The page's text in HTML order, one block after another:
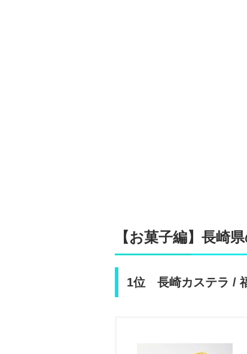
【お菓子編】長崎
1位 長崎カステラ /